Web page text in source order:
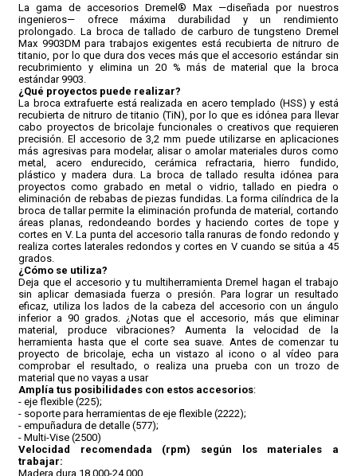
La gama de accesorios Dremel® Max —diseñada por nuestros
ingenieros— ofrece máxima durabilidad y un rendimiento
prolongado. La broca de tallado de carburo de tungsteno Dremel
Max 9903DM para trabajos exigentes está recubierta de nitruro de
titanio, por lo que dura dos veces más que el accesorio estándar sin
recubrimiento y elimina un 20 % más de material que la broca
estándar 9903.
¿Qué proyectos puede realizar?
La broca extrafuerte está realizada en acero templado (HSS) y está
recubierta de nitruro de titanio (TiN), por lo que es idónea para llevar
cabo proyectos de bricolaje funcionales o creativos que requieren
precisión. El accesorio de 3,2 mm puede utilizarse en aplicaciones
más agresivas para modelar, alisar o amolar materiales duros como
metal, acero endurecido, cerámica refractaria, hierro fundido,
plástico y madera dura. La broca de tallado resulta idónea para
proyectos como grabado en metal o vidrio, tallado en piedra o
eliminación de rebabas de piezas fundidas. La forma cilíndrica de la
broca de tallar permite la eliminación profunda de material, cortando
áreas planas, redondeando bordes y haciendo cortes de tope y
cortes en V. La punta del accesorio talla ranuras de fondo redondo y
realiza cortes laterales redondos y cortes en V cuando se sitúa a 45
grados.
¿Cómo se utiliza?
Deja que el accesorio y tu multiherramienta Dremel hagan el trabajo
sin aplicar demasiada fuerza o presión. Para lograr un resultado
eficaz, utiliza los lados de la cabeza del accesorio con un ángulo
inferior a 90 grados. ¿Notas que el accesorio, más que eliminar
material, produce vibraciones? Aumenta la velocidad de la
herramienta hasta que el corte sea suave. Antes de comenzar tu
proyecto de bricolaje, echa un vistazo al icono o al vídeo para
comprobar el resultado, o realiza una prueba con un trozo de
material que no vayas a usar
Amplía tus posibilidades con estos accesorios:
- eje flexible (225);
- soporte para herramientas de eje flexible (2222);
- empuñadura de detalle (577);
- Multi-Vise (2500)
Velocidad recomendada (rpm) según los materiales a
trabajar:
Madera dura 18.000-24.000
FORMAS DE PAGO
CONDICIONES